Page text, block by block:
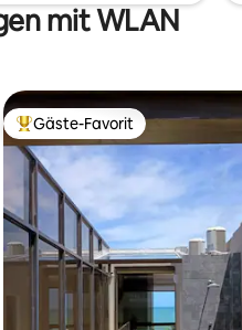
mit WLAN
Bewertung: 5 von 5,
Beliebter Gäste-Favorit.
Gäste-Favorit